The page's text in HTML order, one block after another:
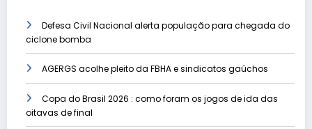
Defesa Civil Nacional alerta população para chegada do
ciclone bomba
AGERGS acolhe pleito da FBHA e sindicatos gaúchos
Copa do Brasil 2026 : como foram os jogos de ida das
oitavas de final